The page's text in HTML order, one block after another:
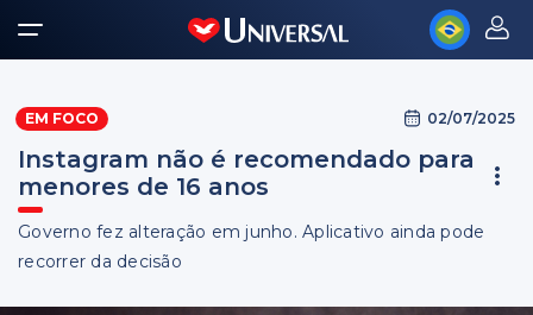
EM FOCO 02/07/2025
Instagram não é recomendado para
menores de 16 anos
Governo fez alteração em junho. Aplicativo ainda pode
recorrer da decisão